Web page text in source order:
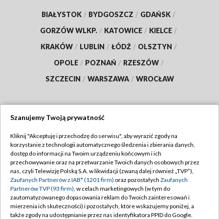
BIAŁYSTOK / BYDGOSZCZ / GDAŃSK /
GORZÓW WLKP. / KATOWICE / KIELCE /
KRAKÓW / LUBLIN / ŁÓDŹ / OLSZTYN /
OPOLE / POZNAŃ / RZESZÓW /
SZCZECIN / WARSZAWA / WROCŁAW
TVP
Abonament TVP
Emisja w TVP
Centrum informacji TVP
Naziemna Telewizja Cyfrowa
Regulamin TVP
Polityka prywatności
Moje zgody
Pomoc
Szanujemy Twoją prywatność
Kliknij "Akceptuję i przechodzę do serwisu", aby wyrazić zgody na
korzystanie z technologii automatycznego śledzenia i zbierania danych,
dostęp do informacji na Twoim urządzeniu końcowym i ich
przechowywanie oraz na przetwarzanie Twoich danych osobowych przez
nas, czyli Telewizję Polską S.A. w likwidacji (zwaną dalej również „TVP”),
Zaufanych Partnerów z IAB* (1201 firm) oraz pozostałych Zaufanych
Partnerów TVP (93 firm), w celach marketingowych (w tym do
zautomatyzowanego dopasowania reklam do Twoich zainteresowań i
mierzenia ich skuteczności) i pozostałych, które wskazujemy poniżej, a
także zgody na udostępnianie przez nas identyfikatora PPID do Google.